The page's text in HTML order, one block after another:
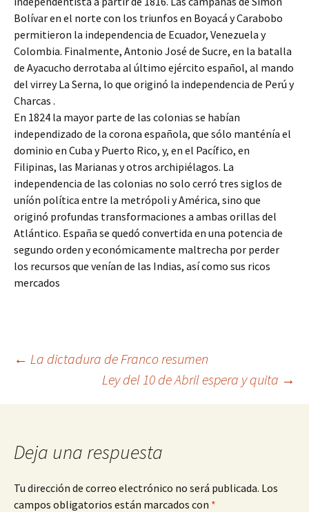
Bolívar en el norte con los triunfos en Boyacá y Carabobo
permitieron la independencia de Ecuador, Venezuela y
Colombia. Finalmente, Antonio José de Sucre, en la batalla
de Ayacucho derrotaba al último ejército español, al mando
del virrey La Serna, lo que originó la independencia de Perú y
Charcas .
En 1824 la mayor parte de las colonias se habían
independizado de la corona española, que sólo manténía el
dominio en Cuba y Puerto Rico, y, en el Pacífico, en
Filipinas, las Marianas y otros archipiélagos. La
independencia de las colonias no solo cerró tres siglos de
uníón política entre la metrópoli y América, sino que
originó profundas transformaciones a ambas orillas del
Atlántico. España se quedó convertida en una potencia de
segundo orden y económicamente maltrecha por perder
los recursos que venían de las Indias, así como sus ricos
mercados
Navegación
de
entradas
← La dictadura de Franco resumen
Ley del 10 de Abril espera y quita →
Deja una respuesta
Tu dirección de correo electrónico no será publicada. Los
campos obligatorios están marcados con *